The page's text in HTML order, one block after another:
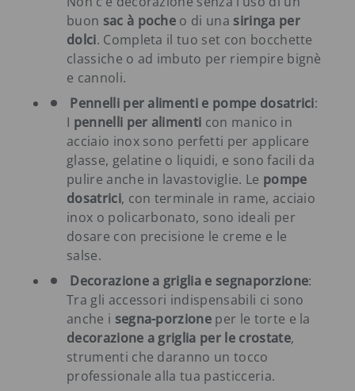
buon sac à poche o di una siringa per
dolci. Completa il tuo set con bocchette
classiche o ad imbuto per riempire bignè
e cannoli.
Pennelli per alimenti e pompe dosatrici:
I pennelli per alimenti con manico in
acciaio inox sono perfetti per applicare
glasse, gelatine o liquidi, e sono facili da
pulire anche in lavastoviglie. Le pompe
dosatrici, con terminale in rame, acciaio
inox o policarbonato, sono ideali per
dosare con precisione le creme e le
salse.
Decorazione a griglia e segnaporzione:
Tra gli accessori indispensabili ci sono
anche i segna-porzione per le torte e la
decorazione a griglia per le crostate,
strumenti che daranno un tocco
professionale alla tua pasticceria.